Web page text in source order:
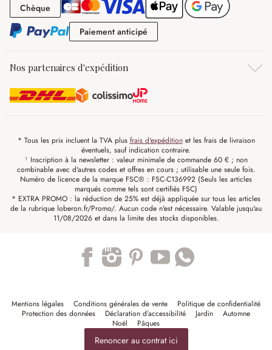
Chèque Chèque
Paiement anticipé
Nos partenaires d'expédition
* Tous les prix incluent la TVA plus frais d'expéditionet les frais de livraison
éventuels, sauf indication contraire.
¹ Inscription à la newsletter : valeur minimale de commande 60 € ; non
combinable avec d'autres codes et offres en cours ; utilisable une seule fois.
Numéro de licence de la marque FSC® : FSC-C136992 (Seuls les articles
marqués comme tels sont certifiés FSC)
* EXTRA PROMO : la réduction de 25% est déjà appliquée sur tous les articles
de la rubrique loberon.fr/Promo/. Aucun code n'est nécessaire. Valable jusqu'au
11/08/2026 et dans la limite des stocks disponibles.
Mentions légales Conditions générales de vente
Politique de confidentialité
Protection des données
Déclaration d’accessibilité Jardin
Automne
Noël
Pâques
Renoncer au contrat ici